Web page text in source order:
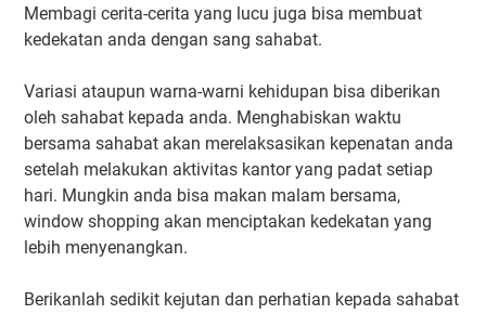
Membagi cerita-cerita yang lucu juga bisa membuat
kedekatan anda dengan sang sahabat.
Variasi ataupun warna-warni kehidupan bisa diberikan
oleh sahabat kepada anda. Menghabiskan waktu
bersama sahabat akan merelaksasikan kepenatan anda
setelah melakukan aktivitas kantor yang padat setiap
hari. Mungkin anda bisa makan malam bersama,
window shopping akan menciptakan kedekatan yang
lebih menyenangkan.
Berikanlah sedikit kejutan dan perhatian kepada sahabat